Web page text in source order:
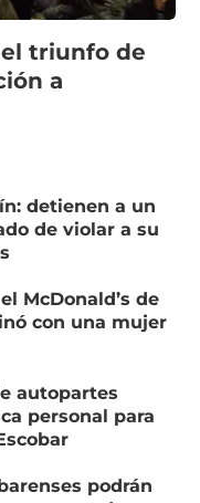
triunfo de
a
detienen a un
de violar a su
McDonald’s de
con una mujer
autopartes
personal para
podrán